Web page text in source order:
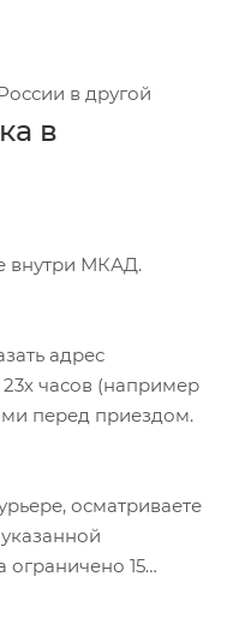
в другой
в
внутри МКАД.
адрес
часов (например
перед приездом.
осматриваете
ограничено 15